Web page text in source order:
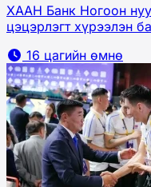
ХААН Банк Ногоон
цэцэрлэгт хүрээлэн
16 цагийн өмнө